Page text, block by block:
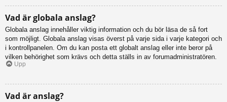
Vad är globala anslag?
Globala anslag innehåller viktig information och du bör läsa de så fort
som möjligt. Globala anslag visas överst på varje sida i varje kategori och
i kontrollpanelen. Om du kan posta ett globalt anslag eller inte beror på
vilken behörighet som krävs och detta ställs in av forumadministratören.
Upp
Vad är anslag?